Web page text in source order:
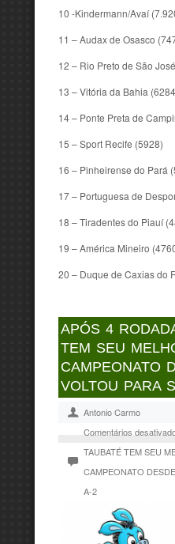
10 -Kindermann/Avaí
11 – Audax de Osasco
12 – Rio Preto de São
13 – Vitória da Bahia
14 – Ponte Preta de
15 – Sport Recife (5928)
16 – Pinheirense do Pará
17 – Portuguesa de
18 – Tiradentes do Piauí
19 – América Mineiro
20 – Duque de Caxias do
APÓS 4
TEM SEU
CAMPEONATO
VOLTOU PARA
Antonio Carmo
Comentários
TAUBATÉ TEM SEU
CAMPEONATO
A-2